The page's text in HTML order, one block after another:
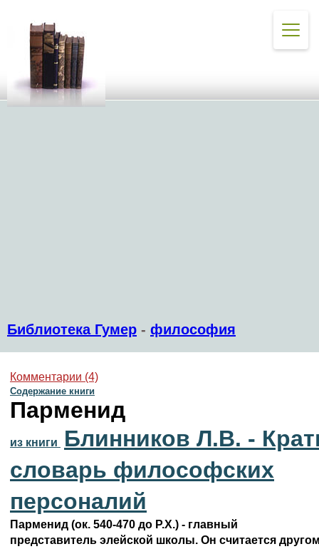
Библиотека Гумер - философия
Комментарии (4)
Содержание книги
Парменид
из книги
Блинников Л.В. -
словарь философских
персоналий
Парменид (ок. 540-470 до Р.Х.) - главный
представитель элейской школы. Он считается